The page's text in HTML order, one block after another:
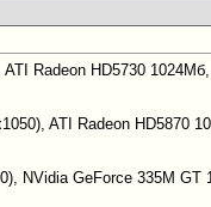
Radeon HD5730
ATI Radeon HD5870
NVidia GeForce 335M GT